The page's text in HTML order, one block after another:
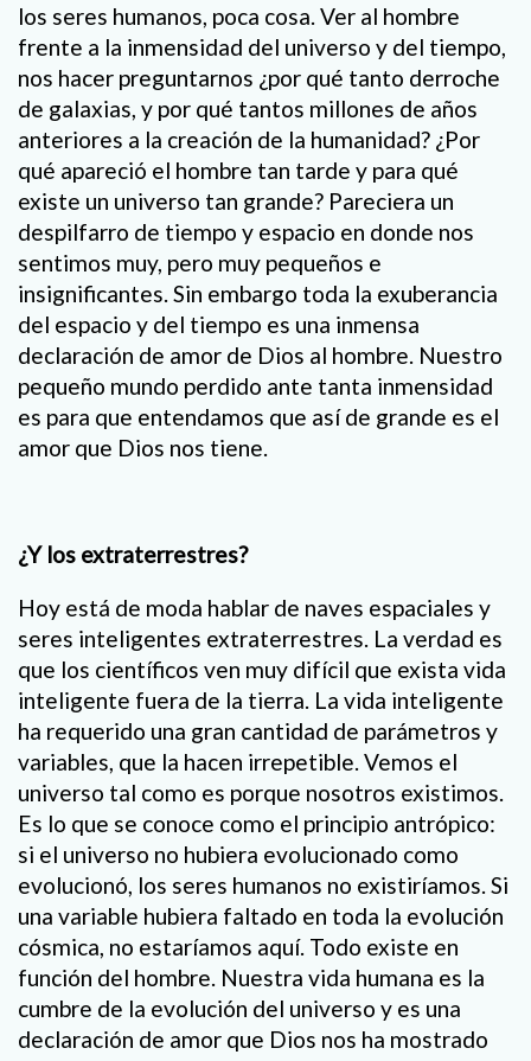
los seres humanos, poca cosa. Ver al hombre
frente a la inmensidad del universo y del tiempo,
nos hacer preguntarnos ¿por qué tanto derroche
de galaxias, y por qué tantos millones de años
anteriores a la creación de la humanidad? ¿Por
qué apareció el hombre tan tarde y para qué
existe un universo tan grande? Pareciera un
despilfarro de tiempo y espacio en donde nos
sentimos muy, pero muy pequeños e
insignificantes. Sin embargo toda la exuberancia
del espacio y del tiempo es una inmensa
declaración de amor de Dios al hombre. Nuestro
pequeño mundo perdido ante tanta inmensidad
es para que entendamos que así de grande es el
amor que Dios nos tiene.
¿Y los extraterrestres?
Hoy está de moda hablar de naves espaciales y
seres inteligentes extraterrestres. La verdad es
que los científicos ven muy difícil que exista vida
inteligente fuera de la tierra. La vida inteligente
ha requerido una gran cantidad de parámetros y
variables, que la hacen irrepetible. Vemos el
universo tal como es porque nosotros existimos.
Es lo que se conoce como el principio antrópico:
si el universo no hubiera evolucionado como
evolucionó, los seres humanos no existiríamos. Si
una variable hubiera faltado en toda la evolución
cósmica, no estaríamos aquí. Todo existe en
función del hombre. Nuestra vida humana es la
cumbre de la evolución del universo y es una
declaración de amor que Dios nos ha mostrado